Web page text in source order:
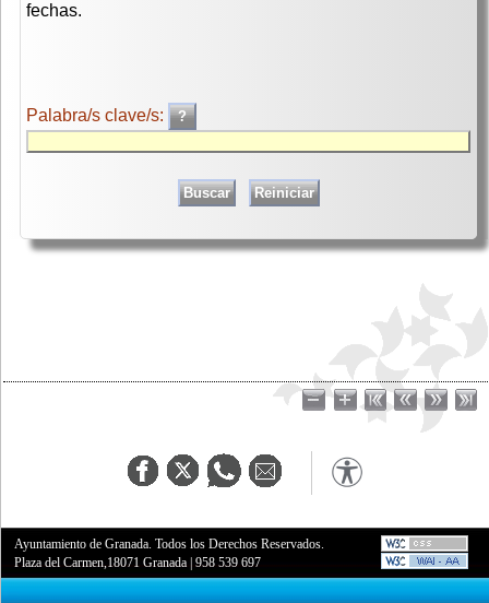
fechas.
Palabra/s clave/s:
Ayuntamiento de Granada. Todos los Derechos Reservados.
Plaza del Carmen,18071 Granada |958 539 697